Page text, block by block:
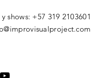
shows: +57 319 2103601